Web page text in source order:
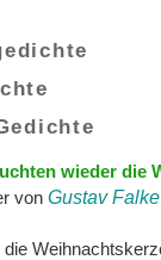
wieder die
vonGustav Falke